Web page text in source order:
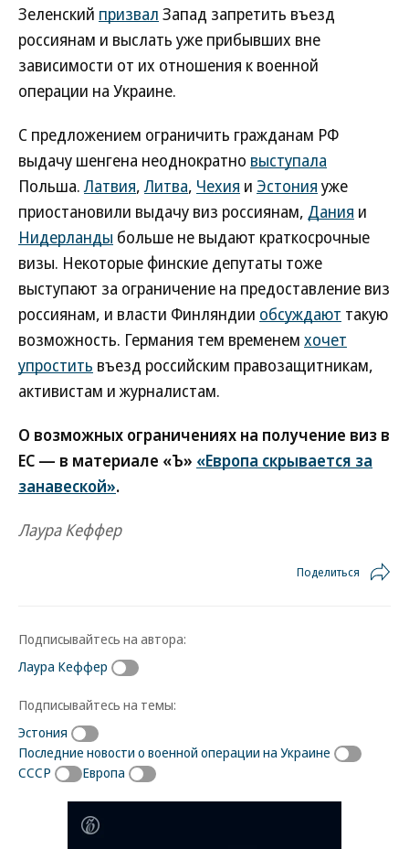
Зеленский призвал Запад запретить въезд
россиянам и выслать уже прибывших вне
зависимости от их отношения к военной
операции на Украине.
С предложением ограничить гражданам РФ
выдачу шенгена неоднократно выступала
Польша.Латвия,Литва, Чехия и Эстония уже
приостановили выдачу виз россиянам, Дания и
Нидерланды больше не выдают краткосрочные
визы. Некоторые финские депутаты тоже
выступают за ограничение на предоставление виз
россиянам, и власти Финляндии обсуждают такую
возможность. Германия тем временем хочет
упростить въезд российским правозащитникам,
активистам и журналистам.
О возможных ограничениях на получение виз в
ЕС — в материале «Ъ» «Европа скрывается за
занавеской».
Лаура Кеффер
Поделиться
Подписывайтесь на автора:
Лаура Кеффер
Подписывайтесь на темы:
Эстония
Последние новости о военной операции на Украине
СССР
Европа